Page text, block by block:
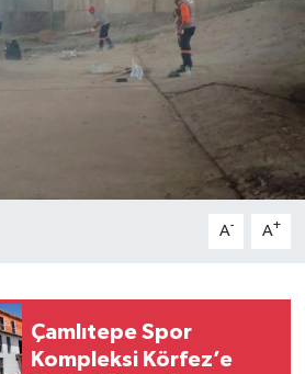
A- A+
Çamlıtepe Spor
Kompleksi Körfez’e